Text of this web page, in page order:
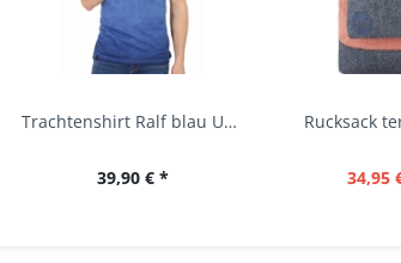
Trachtenshirt Ralf blau Used Look Krüger
39,90 € * 34,95